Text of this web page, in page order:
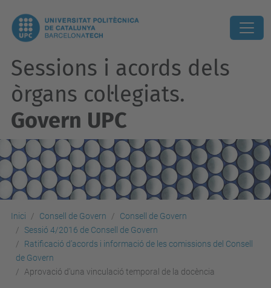
Sessions i acords dels
òrgans col·legiats.
Govern UPC
Inici Consell de Govern
Consell de Govern
Sessió 4/2016 de Consell de Govern
Ratificació d’acords i informació de les comissions del Consell
de Govern
Aprovació d'una vinculació temporal de la docència